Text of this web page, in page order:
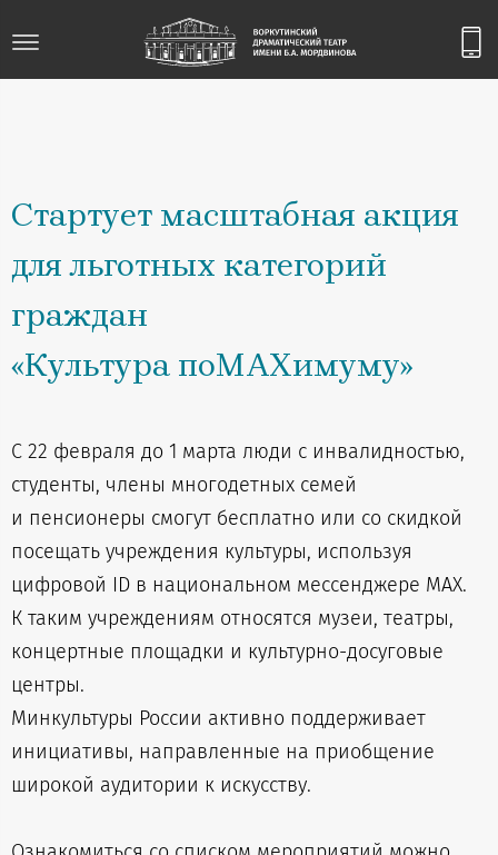
Стартует масштабная акция
для льготных категорий
граждан
«Культура поМАХимуму»
С 22 февраля до 1 марта люди с инвалидностью,
студенты, члены многодетных семей
и пенсионеры смогут бесплатно или со скидкой
посещать учреждения культуры, используя
цифровой ID в национальном мессенджере MAX.
К таким учреждениям относятся музеи, театры,
концертные площадки и культурно-досуговые
центры.
Минкультуры России активно поддерживает
инициативы, направленные на приобщение
широкой аудитории к искусству.